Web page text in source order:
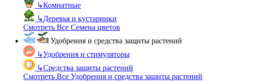
↳Комнатные
↳Деревья и кустарники
Смотреть Все Семена цветов
Удобрения и средства защиты растений
↳Удобрения и стимуляторы
↳Средства защиты растений
Смотреть Все Удобрения и средства защиты растений